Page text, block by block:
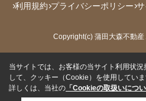
利用規約 プライバシーポリシー
Copyright(c) 蒲田大森不動産
当サイトでは、お客様の当サイト利用状
して、クッキー（Cookie）を使用していま
詳しくは、当社の 「Cookieの取扱いについ